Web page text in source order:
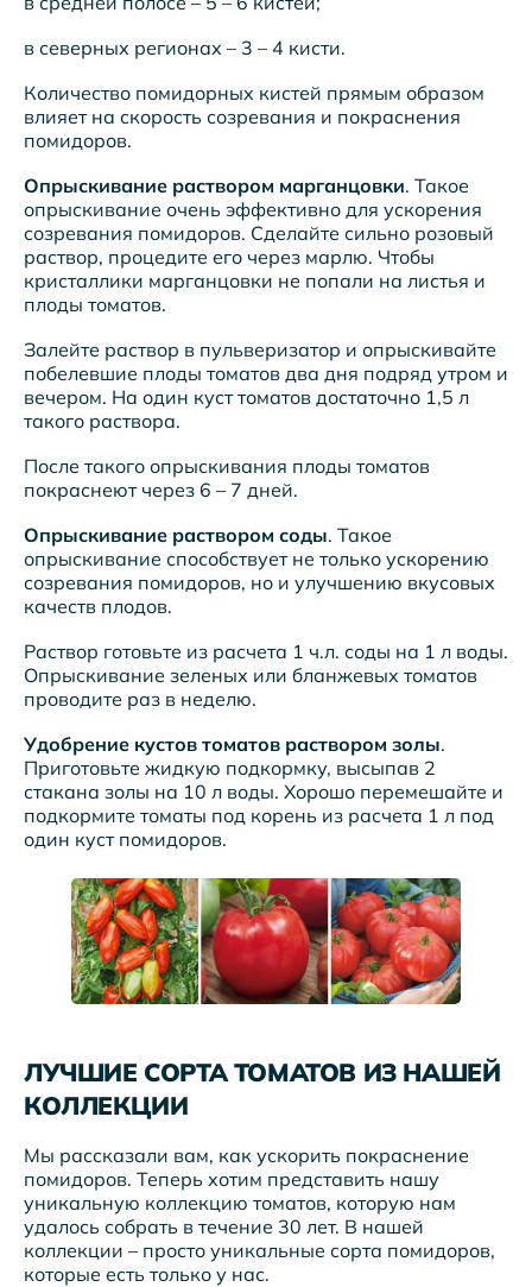
в северных регионах – 3 – 4 кисти.
Количество помидорных кистей прямым образом
влияет на скорость созревания и покраснения
помидоров.
Опрыскивание раствором марганцовки. Такое
опрыскивание очень эффективно для ускорения
созревания помидоров. Сделайте сильно розовый
раствор, процедите его через марлю. Чтобы
кристаллики марганцовки не попали на листья и
плоды томатов.
Залейте раствор в пульверизатор и опрыскивайте
побелевшие плоды томатов два дня подряд утром и
вечером. На один куст томатов достаточно 1,5 л
такого раствора.
После такого опрыскивания плоды томатов
покраснеют через 6 – 7 дней.
Опрыскивание раствором соды. Такое
опрыскивание способствует не только ускорению
созревания помидоров, но и улучшению вкусовых
качеств плодов.
Раствор готовьте из расчета 1 ч.л. соды на 1 л воды.
Опрыскивание зеленых или бланжевых томатов
проводите раз в неделю.
Удобрение кустов томатов раствором золы.
Приготовьте жидкую подкормку, высыпав 2
стакана золы на 10 л воды. Хорошо перемешайте и
подкормите томаты под корень из расчета 1 л под
один куст помидоров.
ЛУЧШИЕ СОРТА ТОМАТОВ ИЗ НАШЕЙ
КОЛЛЕКЦИИ
Мы рассказали вам, как ускорить покраснение
помидоров. Теперь хотим представить нашу
уникальную коллекцию томатов, которую нам
удалось собрать в течение 30 лет. В нашей
коллекции – просто уникальные сорта помидоров,
которые есть только у нас.